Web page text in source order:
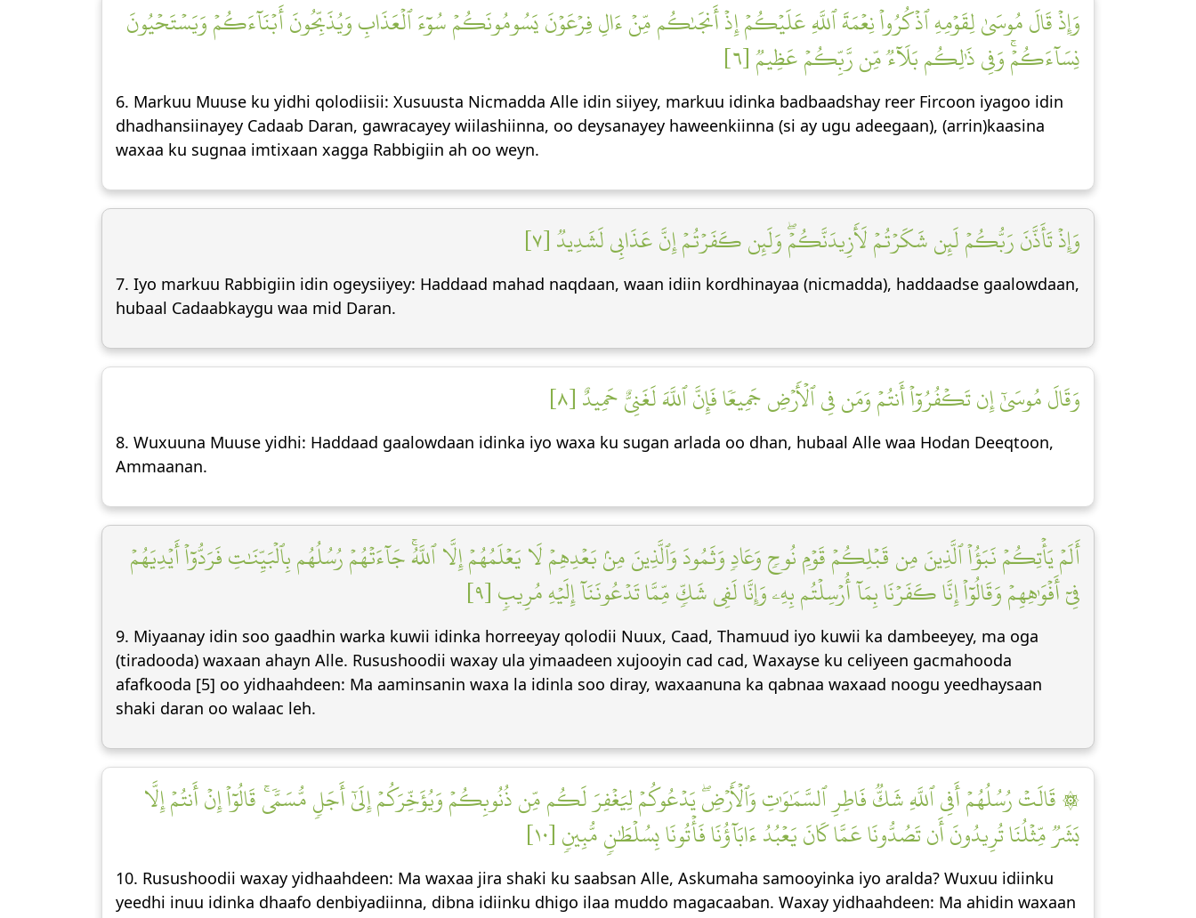
وَإِذۡ قَالَ مُوسَىٰ لِقَوۡمِهِ ٱذۡكُرُواْ نِعۡمَةَ ٱللَّهِ عَلَيۡكُمۡ إِذۡ أَنجَىٰكُم مِّنۡ ءَالِ فِرۡعَوۡنَ يَسُومُونَكُمۡ سُوٓءَ ٱلۡعَذَابِ وَيُذَبِّحُونَ أَبۡنَآءَكُمۡ وَيَسۡتَحۡيُونَ
نِسَآءَكُمۡۚ وَفِي ذَٰلِكُم بَلَآءٞ مِّن رَّبِّكُمۡ عَظِيمٞ [٦]
6. Markuu Muuse ku yidhi qolodiisii: Xusuusta Nicmadda Alle idin siiyey, markuu idinka badbaadshay reer Fircoon iyagoo idin
dhadhansiinayey Cadaab Daran, gawracayey wiilashiinna, oo deysanayey haweenkiinna (si ay ugu adeegaan), (arrin)kaasina
waxaa ku sugnaa imtixaan xagga Rabbigiin ah oo weyn.
وَإِذۡ تَأَذَّنَ رَبُّكُمۡ لَئِن شَكَرۡتُمۡ لَأَزِيدَنَّكُمۡۖ وَلَئِن كَفَرۡتُمۡ إِنَّ عَذَابِي لَشَدِيدٞ [٧]
7. Iyo markuu Rabbigiin idin ogeysiiyey: Haddaad mahad naqdaan, waan idiin kordhinayaa (nicmadda), haddaadse gaalowdaan,
hubaal Cadaabkaygu waa mid Daran.
وَقَالَ مُوسَىٰٓ إِن تَكۡفُرُوٓاْ أَنتُمۡ وَمَن فِي ٱلۡأَرۡضِ جَمِيعٗا فَإِنَّ ٱللَّهَ لَغَنِيٌّ حَمِيدٌ [٨]
8. Wuxuuna Muuse yidhi: Haddaad gaalowdaan idinka iyo waxa ku sugan arlada oo dhan, hubaal Alle waa Hodan Deeqtoon,
Ammaanan.
أَلَمۡ يَأۡتِكُمۡ نَبَؤُاْ ٱلَّذِينَ مِن قَبۡلِكُمۡ قَوۡمِ نُوحٖ وَعَادٖ وَثَمُودَ وَٱلَّذِينَ مِنۢ بَعۡدِهِمۡ لَا يَعۡلَمُهُمۡ إِلَّا ٱللَّهُۚ جَآءَتۡهُمۡ رُسُلُهُم بِٱلۡبَيِّنَٰتِ فَرَدُّوٓاْ أَيۡدِيَهُمۡ
فِيٓ أَفۡوَٰهِهِمۡ وَقَالُوٓاْ إِنَّا كَفَرۡنَا بِمَآ أُرۡسِلۡتُم بِهِۦ وَإِنَّا لَفِي شَكّٖ مِّمَّا تَدۡعُونَنَآ إِلَيۡهِ مُرِيبٖ [٩]
9. Miyaanay idin soo gaadhin warka kuwii idinka horreeyay qolodii Nuux, Caad, Thamuud iyo kuwii ka dambeeyey, ma oga
(tiradooda) waxaan ahayn Alle. Rusushoodii waxay ula yimaadeen xujooyin cad cad, Waxayse ku celiyeen gacmahooda
afafkooda [5] oo yidhaahdeen: Ma aaminsanin waxa la idinla soo diray, waxaanuna ka qabnaa waxaad noogu yeedhaysaan
shaki daran oo walaac leh.
۞ قَالَتۡ رُسُلُهُمۡ أَفِي ٱللَّهِ شَكّٞ فَاطِرِ ٱلسَّمَٰوَٰتِ وَٱلۡأَرۡضِۖ يَدۡعُوكُمۡ لِيَغۡفِرَ لَكُم مِّن ذُنُوبِكُمۡ وَيُؤَخِّرَكُمۡ إِلَىٰٓ أَجَلٖ مُّسَمّٗىۚ قَالُوٓاْ إِنۡ أَنتُمۡ إِلَّا
بَشَرٞ مِّثۡلُنَا تُرِيدُونَ أَن تَصُدُّونَا عَمَّا كَانَ يَعۡبُدُ ءَابَآؤُنَا فَأۡتُونَا بِسُلۡطَٰنٖ مُّبِينٖ [١٠]
10. Rusushoodii waxay yidhaahdeen: Ma waxaa jira shaki ku saabsan Alle, Askumaha samooyinka iyo aralda? Wuxuu idiinku
yeedhi inuu idinka dhaafo denbiyadiinna, dibna idiinku dhigo ilaa muddo magacaaban. Waxay yidhaahdeen: Ma ahidin waxaan